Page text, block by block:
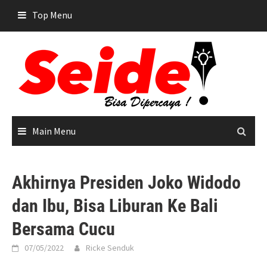
content
Top Menu
Main Menu
Akhirnya Presiden Joko Widodo
dan Ibu, Bisa Liburan Ke Bali
Bersama Cucu
07/05/2022 Ricke Senduk